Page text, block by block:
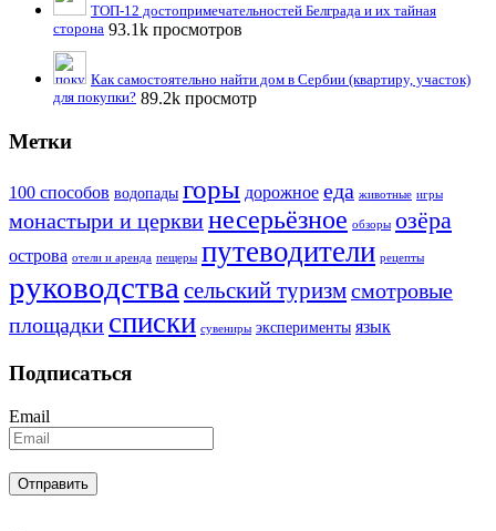
ТОП-12 достопримечательностей Белграда и их тайная
сторона 93.1k просмотров
Как самостоятельно найти дом в Сербии (квартиру, участок)
для покупки? 89.2k просмотр
Метки
100 способов водопады горы дорожное еда животные игры
монастыри и церквинесерьёзное обзоры озёра
острова отели и аренда пещеры путеводители рецепты
руководства сельский туризмсмотровые
площадки списки сувениры эксперименты язык
Подписаться
Email